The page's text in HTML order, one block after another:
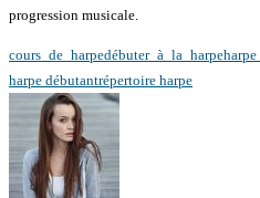
progression musicale.
cours de harpedébuter à la harpe
harpe débutantrépertoire harpe